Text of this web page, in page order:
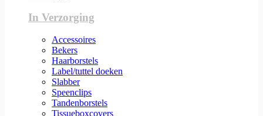
In Verzorging
Accessoires
Bekers
Haarborstels
Label/tuttel doeken
Slabber
Speenclips
Tandenborstels
Tissueboxcovers